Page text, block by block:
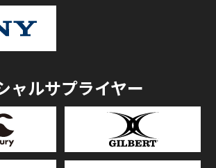
ャルサプライヤー